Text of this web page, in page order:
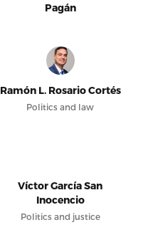
Pagán
Ramón L. Rosario Cortés
Politics and law
Víctor García San
Inocencio
Politics and justice